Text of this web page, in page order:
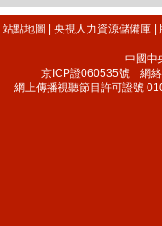
|站點地圖 |央視人力資源儲備庫 |
中國中
京ICP證060535號 網絡
網上傳播視聽節目許可證號